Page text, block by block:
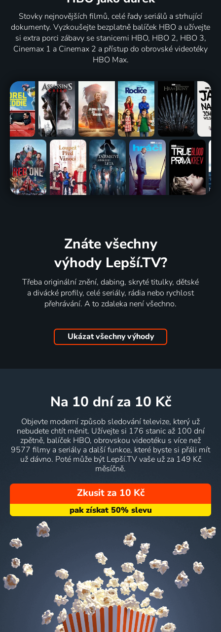
Stovky nejnovějších filmů, celé řady seriálů a strhující
dokumenty. Vyzkoušejte bezplatně balíček HBO a užívejte
si extra porci zábavy se stanicemi HBO, HBO 2, HBO 3,
Cinemax 1 a Cinemax 2 a přístup do obrovské videotéky
HBO Max.
Znáte všechny
výhody Lepší.TV?
Třeba originální znění, dabing, skryté titulky, dětské
a divácké profily, celé seriály, rádia nebo rychlost
přehrávání. A to zdaleka není všechno.
Ukázat všechny výhody
na 10 dní za 10 Kč
Objevte moderní způsob sledování televize, který už
nebudete chtít měnit. Užívejte si 176 stanic až 100 dní
zpětně, balíček HBO, obrovskou videotéku s více než
9577 filmy a seriály a další funkce, které byste si přáli mít
už dávno. Poté může být Lepší.TV vaše už za 149 Kč
měsíčně.
Zkusit za 10 Kč